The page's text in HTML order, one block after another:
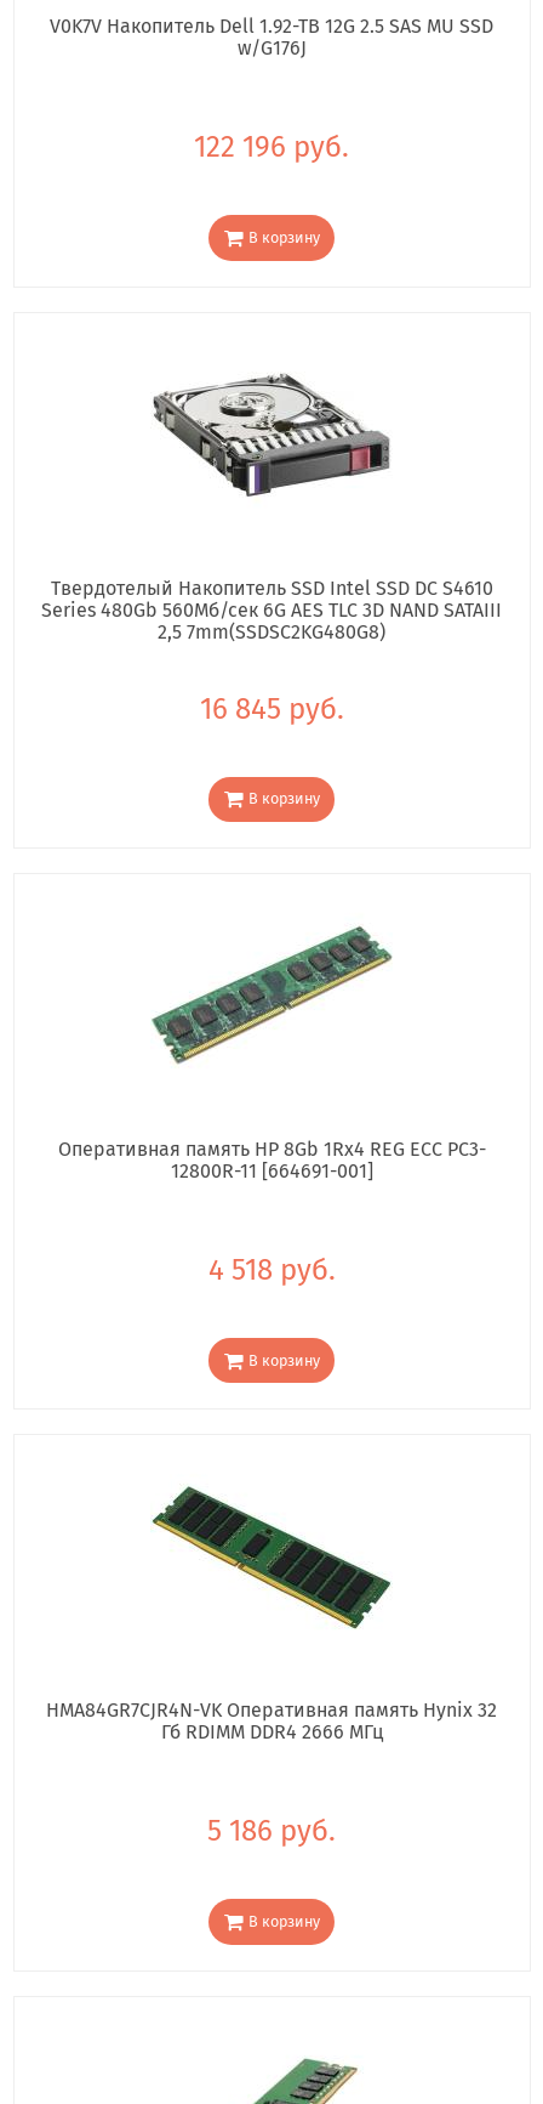
V0K7V Накопитель Dell 1.92-TB 12G 2.5 SAS MU SSD
w/G176J
122 196 руб.
В корзину
Твердотелый Накопитель SSD Intel SSD DC S4610
Series 480Gb 560Мб/сек 6G AES TLC 3D NAND SATAIII
2,5 7mm(SSDSC2KG480G8)
16 845 руб.
В корзину
Оперативная память HP 8Gb 1Rx4 REG ECC PC3-
12800R-11 [664691-001]
4 518 руб.
В корзину
HMA84GR7CJR4N-VK Оперативная память Hynix 32
Гб RDIMM DDR4 2666 МГц
5 186 руб.
В корзину